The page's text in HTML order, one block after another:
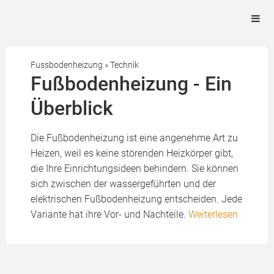
Fussbodenheizung »Technik
Fußbodenheizung - Ein
Überblick
Die Fußbodenheizung ist eine angenehme Art zu
Heizen, weil es keine störenden Heizkörper gibt,
die Ihre Einrichtungsideen behindern. Sie können
sich zwischen der wassergeführten und der
elektrischen Fußbodenheizung entscheiden. Jede
Variante hat ihre Vor- und Nachteile. Weiterlesen